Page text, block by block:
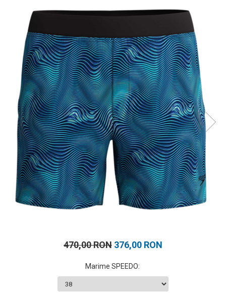
Accesorii inot
Genti si rucsacuri
Tricouri, pantaloni, bluze
Costume profesionale inot
470,00 RON 376,00 RON
Marime SPEEDO: